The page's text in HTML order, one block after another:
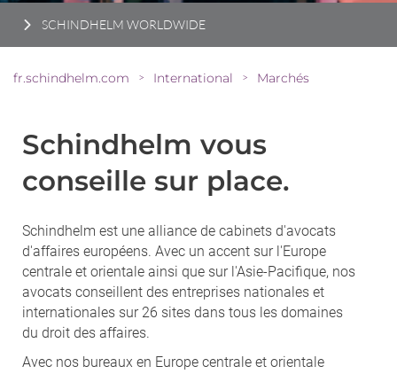
SCHINDHELM WORLDWIDE
fr.schindhelm.com > International > Marchés
Schindhelm vous
conseille sur place.
Schindhelm est une alliance de cabinets d'avocats
d'affaires européens. Avec un accent sur l'Europe
centrale et orientale ainsi que sur l'Asie-Pacifique, nos
avocats conseillent des entreprises nationales et
internationales sur 26 sites dans tous les domaines
du droit des affaires.
Avec nos bureaux en Europe centrale et orientale